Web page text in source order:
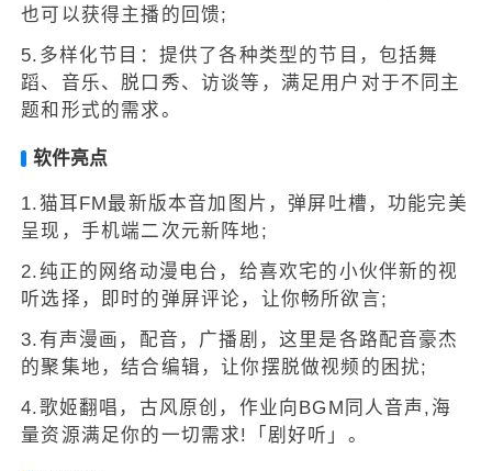
也可以获得主播的回馈;
5.多样化节目：提供了各种类型的节目，包括舞
蹈、音乐、脱口秀、访谈等，满足用户对于不同主
题和形式的需求。
软件亮点
1.猫耳FM最新版本音加图片，弹屏吐槽，功能完美
呈现，手机端二次元新阵地;
2.纯正的网络动漫电台，给喜欢宅的小伙伴新的视
听选择，即时的弹屏评论，让你畅所欲言;
3.有声漫画，配音，广播剧，这里是各路配音豪杰
的聚集地，结合编辑，让你摆脱做视频的困扰;
4.歌姬翻唱，古风原创，作业向BGM同人音声,海
量资源满足你的一切需求!「剧好听」。